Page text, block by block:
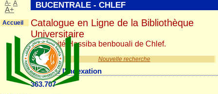
Nouvelle recherche
Détail de l'indexation
363.707
BUCENTRALE - CHLEF
Catalogue en Ligne de la Bibliothèque
Universitaire
Université Hassiba benbouali de Chlef.
A- A
A+
Accueil